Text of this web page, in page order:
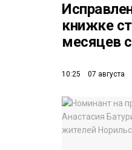
книжке
месяцев
10:25 07 августа